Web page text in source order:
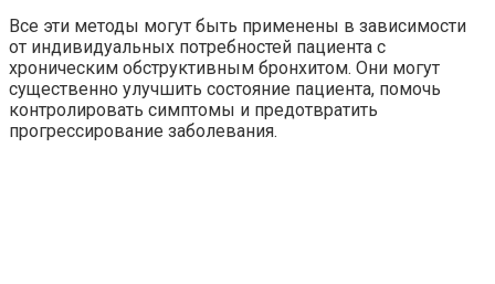
Все эти методы могут быть применены в зависимости
от индивидуальных потребностей пациента с
хроническим обструктивным бронхитом. Они могут
существенно улучшить состояние пациента, помочь
контролировать симптомы и предотвратить
прогрессирование заболевания.